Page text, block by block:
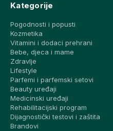
Kategorije
Pogodnosti i popusti
Kozmetika
Vitamini i dodaci prehrani
Bebe, djeca i mame
Zdravlje
Lifestyle
Parfemi i parfemski setovi
Beauty uređaji
Medicinski uređaji
Rehabilitacijski program
Dijagnostički testovi i zaštita
Brandovi